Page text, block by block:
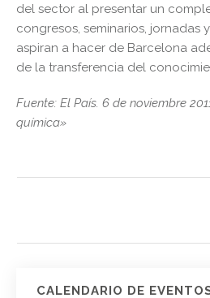
del sector al presentar un
congresos, seminarios, jornadas
aspiran a hacer de Barcelona
de la transferencia del
Fuente: El País. 6 de noviembre
química»
CALENDARIO DE